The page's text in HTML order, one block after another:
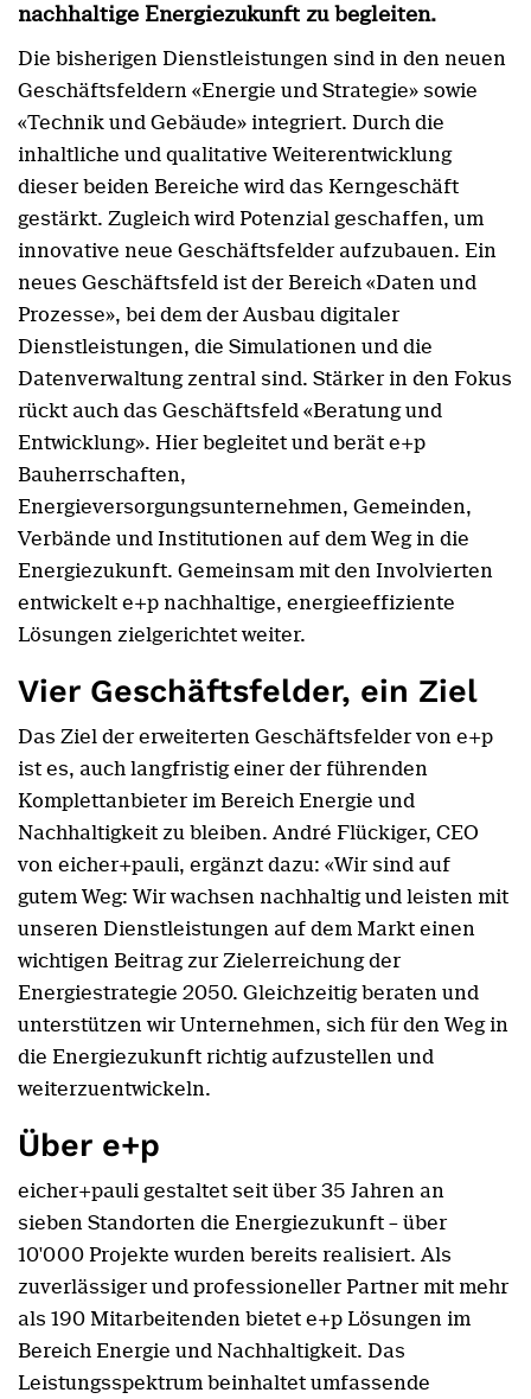
nachhaltige Energiezukunft zu begleiten.
Die bisherigen Dienstleistungen sind in den neuen
Geschäftsfeldern «Energie und Strategie» sowie
«Technik und Gebäude» integriert. Durch die
inhaltliche und qualitative Weiterentwicklung
dieser beiden Bereiche wird das Kerngeschäft
gestärkt. Zugleich wird Potenzial geschaffen, um
innovative neue Geschäftsfelder aufzubauen. Ein
neues Geschäftsfeld ist der Bereich «Daten und
Prozesse», bei dem der Ausbau digitaler
Dienstleistungen, die Simulationen und die
Datenverwaltung zentral sind. Stärker in den Fokus
rückt auch das Geschäftsfeld «Beratung und
Entwicklung». Hier begleitet und berät e+p
Bauherrschaften,
Energieversorgungsunternehmen, Gemeinden,
Verbände und Institutionen auf dem Weg in die
Energiezukunft. Gemeinsam mit den Involvierten
entwickelt e+p nachhaltige, energieeffiziente
Lösungen zielgerichtet weiter.
Vier Geschäftsfelder, ein Ziel
Das Ziel der erweiterten Geschäftsfelder von e+p
ist es, auch langfristig einer der führenden
Komplettanbieter im Bereich Energie und
Nachhaltigkeit zu bleiben. André Flückiger, CEO
von eicher+pauli, ergänzt dazu: «Wir sind auf
gutem Weg: Wir wachsen nachhaltig und leisten mit
unseren Dienstleistungen auf dem Markt einen
wichtigen Beitrag zur Zielerreichung der
Energiestrategie 2050. Gleichzeitig beraten und
unterstützen wir Unternehmen, sich für den Weg in
die Energiezukunft richtig aufzustellen und
weiterzuentwickeln.
Über e+p
eicher+pauli gestaltet seit über 35 Jahren an
sieben Standorten die Energiezukunft – über
10'000 Projekte wurden bereits realisiert. Als
zuverlässiger und professioneller Partner mit mehr
als 190 Mitarbeitenden bietet e+p Lösungen im
Bereich Energie und Nachhaltigkeit. Das
Leistungsspektrum beinhaltet umfassende